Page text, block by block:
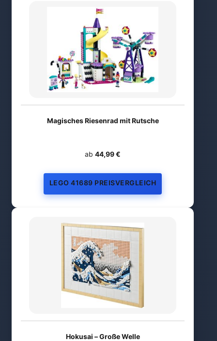
Magisches Riesenrad mit Rutsche
ab 44,99 €
LEGO 41689 PREISVERGLEICH
Hokusai – Große Welle